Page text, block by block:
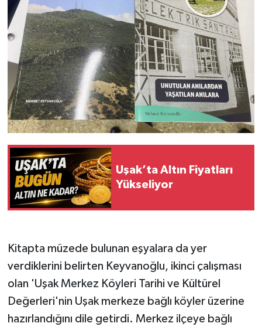
Uşak’ta Altın Fiyatları
Yükseliyor
Kitapta müzede bulunan eşyalara da yer
verdiklerini belirten Keyvanoğlu, ikinci çalışması
olan 'Uşak Merkez Köyleri Tarihi ve Kültürel
Değerleri'nin Uşak merkeze bağlı köyler üzerine
hazırlandığını dile getirdi. Merkez ilçeye bağlı